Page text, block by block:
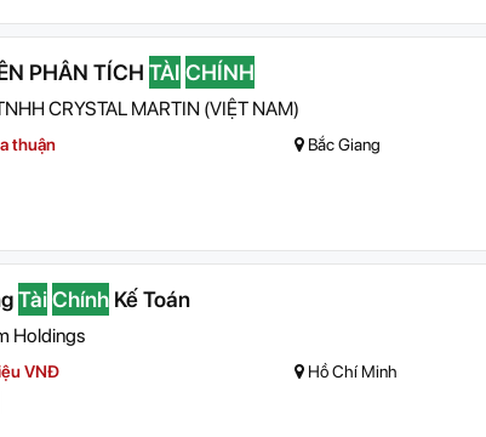
PHÂN TÍCH TÀI CHÍNH
CRYSTAL MARTIN (VIỆT NAM)
thuận Bắc Giang
TàiChính Kế Toán
Holdings
VNĐ Hồ Chí Minh